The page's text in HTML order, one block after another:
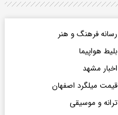
رسانه فرهنگ و هنر
بلیط هواپیما
اخبار مشهد
قیمت میلگرد اصفهان
ترانه و موسیقی